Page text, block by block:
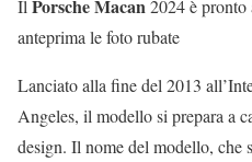
IlPorsche Macan2024 è
anteprima le foto rubate
Lanciato alla fine del 2013
Angeles, il modello si prepara a
design. Il nome del modello, che